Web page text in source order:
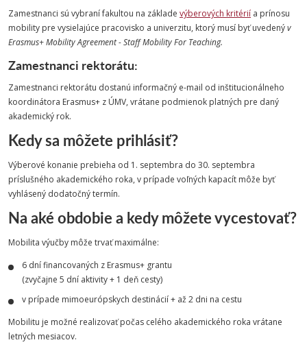
Zamestnanci sú vybraní fakultou na základe výberových kritérií a prínosu
mobility pre vysielajúce pracovisko a univerzitu, ktorý musí byť uvedenýv
Erasmus+ Mobility Agreement - Staff Mobility For Teaching.
Zamestnanci rektorátu:
Zamestnanci rektorátu dostanú informačný e-mail od inštitucionálneho
koordinátora Erasmus+ z ÚMV, vrátane podmienok platných pre daný
akademický rok.
Kedy sa môžete prihlásiť?
Výberové konanie prebieha od 1. septembra do 30. septembra
príslušného akademického roka, v prípade voľných kapacít môže byť
vyhlásený dodatočný termín.
Na aké obdobie a kedy môžete vycestovať?
Mobilita výučby môže trvať maximálne:
6 dní financovaných z Erasmus+ grantu
(zvyčajne 5 dní aktivity + 1 deň cesty)
v prípade mimoeurópskych destinácií + až 2 dni na cestu
Mobilitu je možné realizovať počas celého akademického roka vrátane
letných mesiacov.